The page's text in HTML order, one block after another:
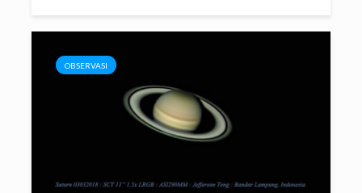
OBSERVASI